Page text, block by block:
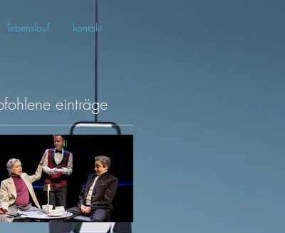
lebenslauf kontakt
einträge